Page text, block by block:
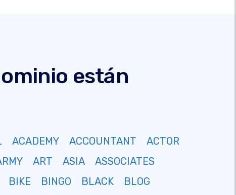
están
ACADEMY ACCOUNTANT
ACTOR
ART ASIA
ASSOCIATES
BIKE BINGO BLACK
BLOG